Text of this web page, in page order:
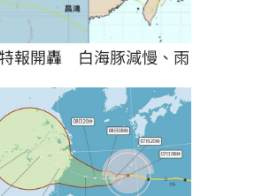
報開轟　白海豚減慢、雨